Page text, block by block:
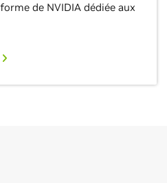
de NVIDIA dédiée aux